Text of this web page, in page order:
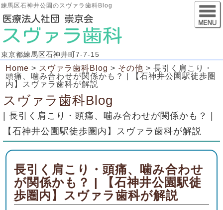
練馬区石神井公園のスヴァラ歯科Blog
東京都練馬区石神井町7-7-15
Home > スヴァラ歯科Blog > その他 > 長引く肩こり・
頭痛、噛み合わせが関係かも？ | 【石神井公園駅徒歩圏
内】スヴァラ歯科が解説
スヴァラ歯科Blog
| 長引く肩こり・頭痛、噛み合わせが関係かも？ |
【石神井公園駅徒歩圏内】スヴァラ歯科が解説
長引く肩こり・頭痛、噛み合わせ
が関係かも？ | 【石神井公園駅徒
歩圏内】スヴァラ歯科が解説